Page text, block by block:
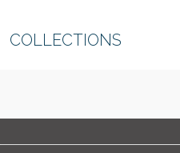
COLLECTIONS